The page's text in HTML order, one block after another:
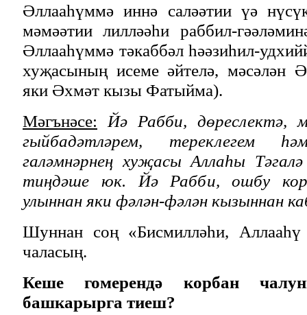
Әллааһүммә иннә саләәтии үә
мәмәәтии лилләәһи раббил-
Әллааһүммә тәкаббәл һәәзиһил-
хуҗасының исеме әйтелә, мәсәлән
яки Әхмәт кызы Фатыйма).
Мәгънәсе:
Йә Рабби, дөреслектә,
гыйбадәтләрем, тереклегем
галәмнәрнең хуҗасы Аллаһы
тиңдәше юк. Йә Рабби, ошбу
улыннан яки фәлән-фәлән кызыннан
Шуннан соң «Бисмилләһи,
чаласың.
Кеше гомерендә корбан
башкарырга тиеш?